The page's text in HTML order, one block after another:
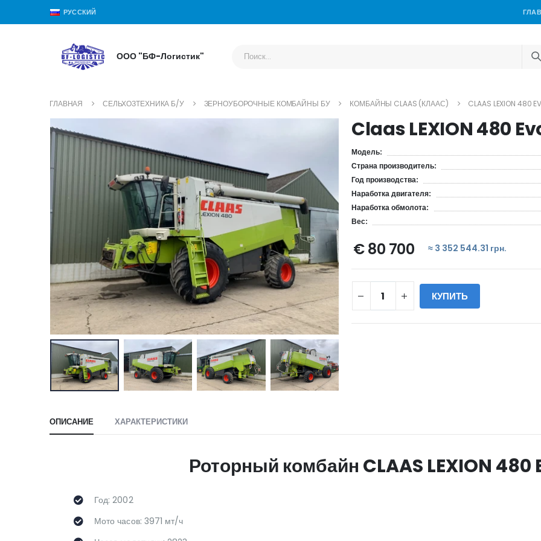
РУССКИЙ
ООО "БФ-Логистик"
ГЛАВНАЯ СЕЛЬХОЗТЕХНИКА Б/У ЗЕРНОУБОРОЧНЫЕ КОМБАЙНЫ БУ КОМБАЙНЫ CLAAS (КЛААС) CLAAS LEXION 480
Claas LEXION 480
Модель:
Страна производитель:
Год производства:
Наработка двигателя:
Наработка обмолота:
Вес:
€ 80 700 ≈ 3 352 544.31 грн.
КУПИТЬ
ОПИСАНИЕ ХАРАКТЕРИСТИКИ
Роторный комбайн CLAAS LEXION
Год: 2002
Мото часов: 3971 мт/ч